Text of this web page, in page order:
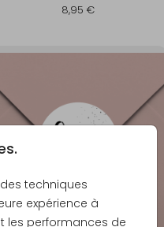
techniques
expérience à
les performances de
8,95 €